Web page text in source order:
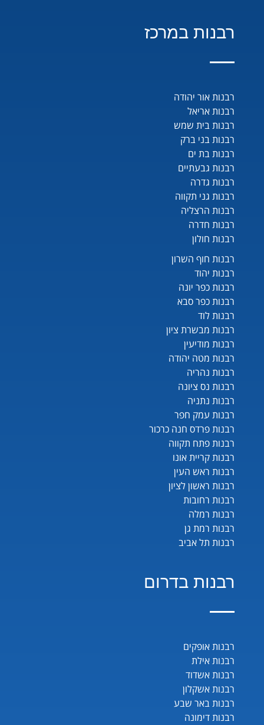
רבנות במרכז
רבנות אור יהודה
רבנות אריאל
רבנות בית שמש
רבנות בני ברק
רבנות בת ים
רבנות גבעתיים
רבנות גדרה
רבנות גני תקווה
רבנות הרצליה
רבנות חדרה
רבנות חולון
רבנות חוף השרון
רבנות יהוד
רבנות כפר יונה
רבנות כפר סבא
רבנות לוד
רבנות מבשרת ציון
רבנות מודיעין
רבנות מטה יהודה
רבנות נהריה
רבנות נס ציונה
רבנות נתניה
רבנות עמק חפר
רבנות פרדס חנה כרכור
רבנות פתח תקווה
רבנות קריית אונו
רבנות ראש העין
רבנות ראשון לציון
רבנות רחובות
רבנות רמלה
רבנות רמת גן
רבנות תל אביב
רבנות בדרום
רבנות אופקים
רבנות אילת
רבנות אשדוד
רבנות אשקלון
רבנות באר שבע
רבנות דימונה